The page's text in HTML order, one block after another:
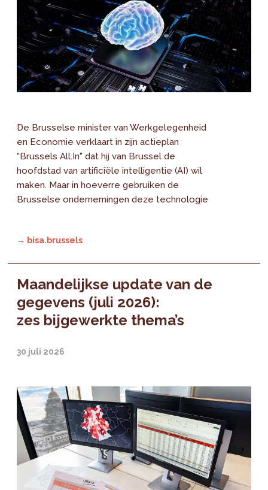
De Brusselse minister van Werkgelegenheid
en Economie verklaart in zijn actieplan
"Brussels All.In" dat hij van Brussel de
hoofdstad van artificiële intelligentie (AI) wil
maken. Maar in hoeverre gebruiken de
Brusselse ondernemingen deze technologie
→ bisa.brussels
Maandelijkse update van de
gegevens (juli 2026):
zes bijgewerkte thema’s
30 juli 2026